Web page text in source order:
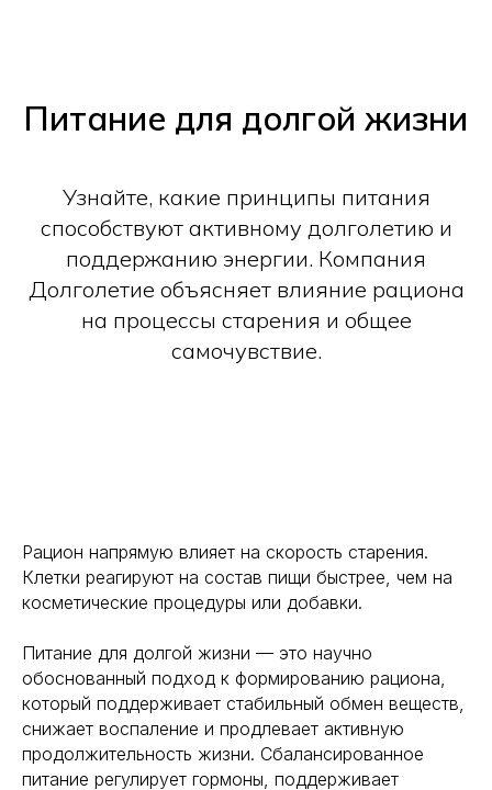
Питание для долгой жизни
Узнайте, какие принципы питания
способствуют активному долголетию и
поддержанию энергии. Компания
Долголетие объясняет влияние рациона
на процессы старения и общее
самочувствие.
Рацион напрямую влияет на скорость старения.
Клетки реагируют на состав пищи быстрее, чем на
косметические процедуры или добавки.
Питание для долгой жизни — это научно
обоснованный подход к формированию рациона,
который поддерживает стабильный обмен веществ,
снижает воспаление и продлевает активную
продолжительность жизни. Сбалансированное
питание регулирует гормоны, поддерживает